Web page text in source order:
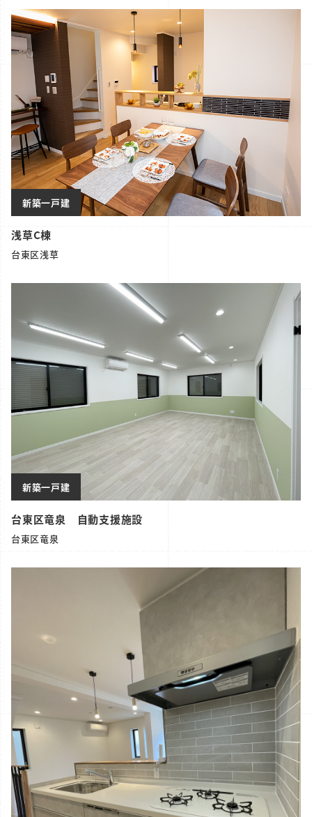
新築一戸建
浅草C棟
台東区浅草
新築一戸建
台東区竜泉 自動支援施設
台東区竜泉